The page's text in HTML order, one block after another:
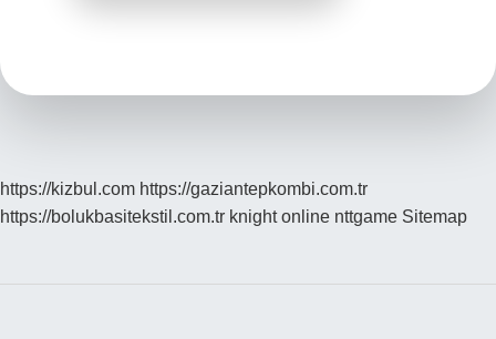
https://kizbul.com https://gaziantepkombi.com.tr
https://bolukbasitekstil.com.tr knight online nttgame Sitemap